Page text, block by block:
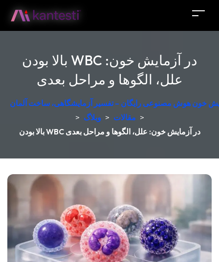
بالا بودن WBC در آزمایش خون:
علل، الگوها و مراحل بعدی
خون هوش مصنوعی رایگان – تفسیر آزمایشگاهی، ساخت آلمان
> وبلاگ > مقالات >
بالا بودن WBC در آزمایش خون: علل، الگوها و مراحل بعدی